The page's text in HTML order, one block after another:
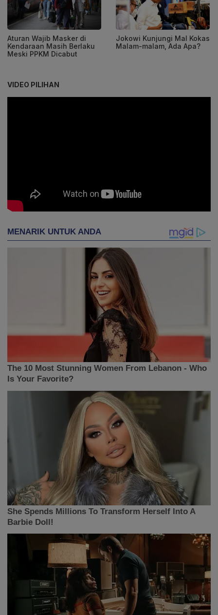
Aturan Wajib Masker di
Kendaraan Masih Berlaku
Meski PPKM Dicabut
Jokowi Kunjungi Mal Kokas
Malam-malam, Ada Apa?
VIDEO PILIHAN